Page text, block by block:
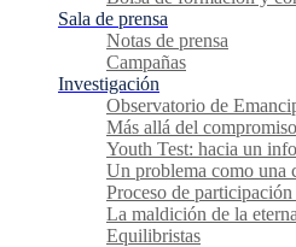
Sala de prensa
Notas de prensa
Campañas
Investigación
Observatorio de
Más allá del
Youth Test: hacia un
Un problema como una
Proceso de
La maldición de la
Equilibristas